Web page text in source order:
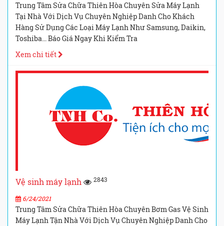
Trung Tâm Sửa Chữa Thiên Hòa Chuyên Sửa Máy Lạnh
Tại Nhà Với Dịch Vụ Chuyên Nghiệp Danh Cho Khách
Hàng Sử Dụng Các Loại Máy Lạnh Như Samsung, Daikin,
Toshiba... Báo Giá Ngay Khi Kiểm Tra
Xem chi tiết
Vệ sinh máy lạnh 2843
6/24/2021
Trung Tâm Sửa Chữa Thiên Hòa Chuyên Bơm Gas Vệ Sinh
Máy Lạnh Tận Nhà Với Dịch Vụ Chuyên Nghiệp Danh Cho